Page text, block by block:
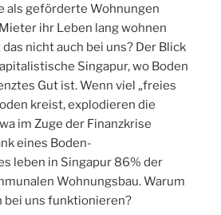
als geförderte Wohnungen
ihr Leben lang wohnen
nicht auch bei uns? Der Blick
Singapur, wo Boden
Gut ist. Wenn viel „freies
kreist, explodieren die
im Zuge der Finanzkrise
eines Boden-
leben in Singapur 86% der
Wohnungsbau. Warum
bei uns funktionieren?